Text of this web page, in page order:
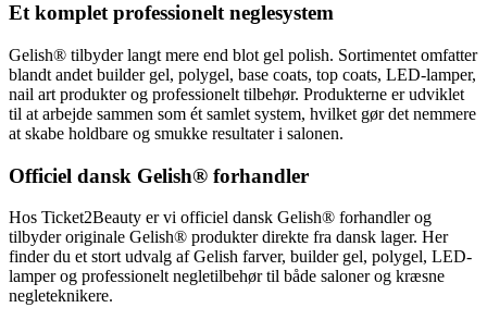
Et komplet professionelt neglesystem
Gelish® tilbyder langt mere end blot gel polish. Sortimentet omfatter
blandt andet builder gel, polygel, base coats, top coats, LED-lamper,
nail art produkter og professionelt tilbehør. Produkterne er udviklet
til at arbejde sammen som ét samlet system, hvilket gør det nemmere
at skabe holdbare og smukke resultater i salonen.
Officiel dansk Gelish® forhandler
Hos Ticket2Beauty er vi officiel dansk Gelish® forhandler og
tilbyder originale Gelish® produkter direkte fra dansk lager. Her
finder du et stort udvalg af Gelish farver, builder gel, polygel, LED-
lamper og professionelt negletilbehør til både saloner og kræsne
negleteknikere.